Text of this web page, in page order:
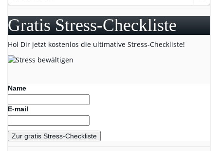
Gratis Stress-Checkliste
Hol Dir jetzt kostenlos die ultimative Stress-Checkliste!
Name
E-mail